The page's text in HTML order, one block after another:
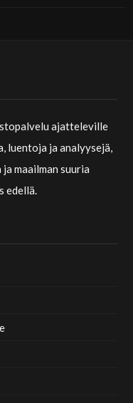
ajatteleville
luentoja ja analyysejä,
maailman suuria
edellä.